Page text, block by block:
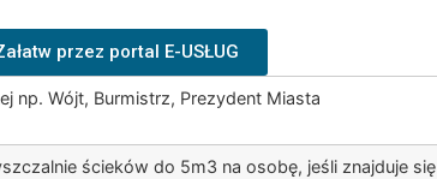
przez portal E-USŁUG
np. Wójt, Burmistrz, Prezydent Miasta
ścieków do 5m3 na osobę, jeśli znajduje